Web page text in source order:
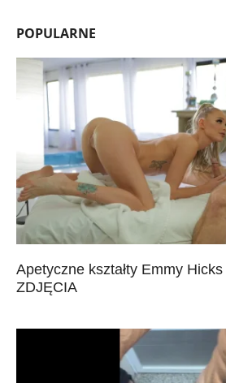
POPULARNE
Apetyczne kształty Emmy
ZDJĘCIA